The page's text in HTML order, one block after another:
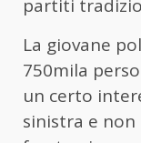
partiti
La giovane
750mila
un certo
sinistra e non